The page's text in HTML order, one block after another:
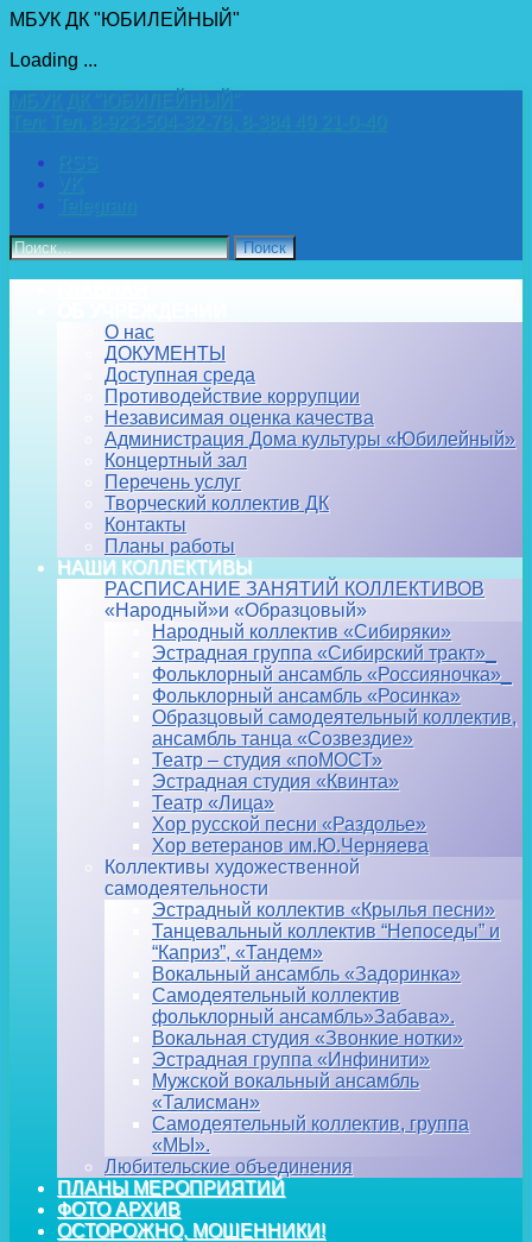
МБУК ДК "ЮБИЛЕЙНЫЙ"
Loading ...
Перейти
МБУК ДК "ЮБИЛЕЙНЫЙ"
Тел:
Тел. 8-923-504-32-78, 8-384 49 21-0-40
RSS
VK
Telegram
Найти:
О нас
ДОКУМЕНТЫ
Доступная среда
Противодействие коррупции
Независимая оценка качества
Администрация Дома культуры «Юбилейный»
Концертный зал
Перечень услуг
Творческий коллектив ДК
Контакты
Планы работы
НАШИ КОЛЛЕКТИВЫ
РАСПИСАНИЕ ЗАНЯТИЙ КОЛЛЕКТИВОВ
«Народный»и «Образцовый»
Народный коллектив «Сибиряки»
Эстрадная группа «Сибирский тракт»_
Фольклорный ансамбль «Россияночка»_
Фольклорный ансамбль «Росинка»
Образцовый самодеятельный коллектив,
ансамбль танца «Созвездие»
Театр – студия «поМОСТ»
Эстрадная студия «Квинта»
Театр «Лица»
Хор русской песни «Раздолье»
Хор ветеранов им.Ю.Черняева
Коллективы художественной
самодеятельности
Эстрадный коллектив «Крылья песни»
Танцевальный коллектив “Непоседы” и
“Каприз”, «Тандем»
Вокальный ансамбль «Задоринка»
Самодеятельный коллектив
фольклорный ансамбль»Забава».
Вокальная студия «Звонкие нотки»
Эстрадная группа «Инфинити»
Мужской вокальный ансамбль
«Талисман»
Самодеятельный коллектив, группа
«МЫ».
Любительские объединения
ПЛАНЫ МЕРОПРИЯТИЙ
ФОТО АРХИВ
ОСТОРОЖНО, МОШЕННИКИ!